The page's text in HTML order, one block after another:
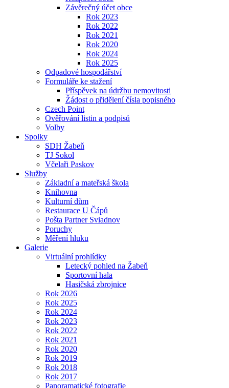
Závěrečný účet obce
Rok 2023
Rok 2022
Rok 2021
Rok 2020
Rok 2024
Rok 2025
Odpadové hospodářství
Formuláře ke stažení
Příspěvek na údržbu nemovitosti
Žádost o přidělení čísla popisného
Czech Point
Ověřování listin a podpisů
Volby
Spolky
SDH Žabeň
TJ Sokol
Včelaři Paskov
Služby
Základní a mateřská škola
Knihovna
Kulturní dům
Restaurace U Čápů
Pošta Partner Sviadnov
Poruchy
Měření hluku
Galerie
Virtuální prohlídky
Letecký pohled na Žabeň
Sportovní hala
Hasičská zbrojnice
Rok 2026
Rok 2025
Rok 2024
Rok 2023
Rok 2022
Rok 2021
Rok 2020
Rok 2019
Rok 2018
Rok 2017
Panoramatické fotografie